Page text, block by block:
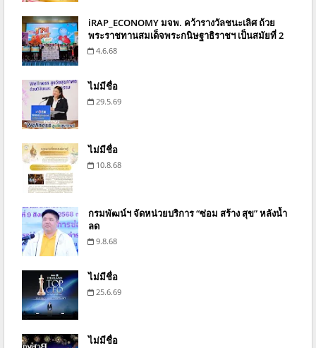
iRAP_ECONOMY มจพ. คว้ารางวัลชนะเลิศ ถ้วย
พระราชทานสมเด็จพระกนิษฐาธิราชฯ เป็นสมัยที่ 2
4.6.68
ไม่มีชื่อ
29.5.69
ไม่มีชื่อ
10.8.68
กรมพัฒน์ฯ จัดหน่วยบริการ “ซ่อม สร้าง สุข” หลังน้ำ
ลด
9.8.68
ไม่มีชื่อ
25.6.69
ไม่มีชื่อ